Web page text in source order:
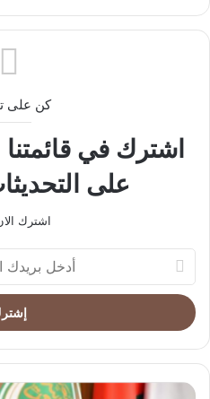
كن على
اشترك في
على
اشترك
بريدك
الإلكتروني
رئيس